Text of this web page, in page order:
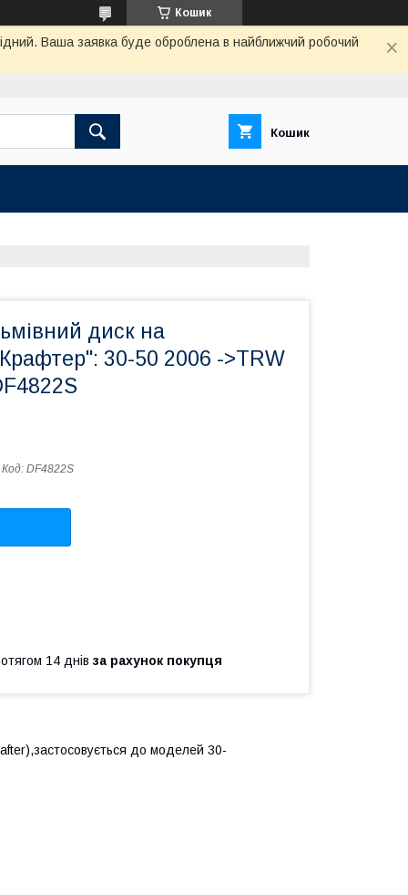
Кошик
Ваша заявка буде оброблена в найближчий робочий
Кошик
диск на
30-50 2006 ->TRW
Код: DF4822S
14 днів за рахунок покупця
до моделей 30-